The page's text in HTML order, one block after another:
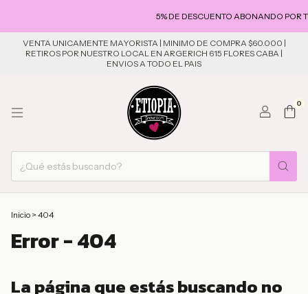
5% DE DESCUENTO ABONANDO POR
VENTA UNICAMENTE MAYORISTA | MINIMO DE COMPRA $60.000 |
RETIROS POR NUESTRO LOCAL EN ARGERICH 615 FLORES CABA |
ENVIOS A TODO EL PAIS
0
Inicio > 404
Error - 404
La página que estás buscando no